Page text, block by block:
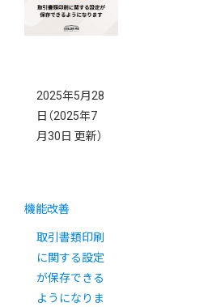
2025年5月28
日 （2025年7
月30日 更新）
機能改善
取引書類印刷
に関する設定
が保存できる
ようになりま